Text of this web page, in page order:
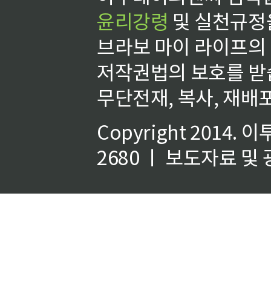
윤리강령 및 실천규
브라보 마이 라이프
저작권법의 보호를
무단전재, 복사, 재배
Copyright 2014. 이
2680 ㅣ 보도자료